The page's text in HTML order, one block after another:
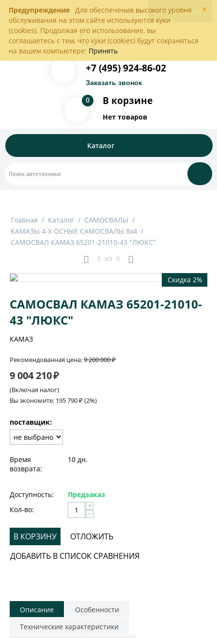
×
Предупреждение Для обеспечения высокого уровня
обслуживания на этом сайте используются куки
(cookies). Продолжая его использование, вы
соглашаетесь с тем, что куки (cookies) будут сохраняться
на вашем компьютере: Принять
Войти Регистрация
Пн-Пт с 9:00 до 18:00
+7 (495) 924-86-02
Заказать звонок
В корзине
0
Нет товаров
Каталог
Главная / Каталог / САМОСВАЛЫ /
КАМАЗЫ 4-X ОСНЫЕ САМОСВАЛЫ 8x4 /
САМОСВАЛ КАМАЗ 65201-21010-43 "ЛЮКС"
3 из 6
Скидка 2%
САМОСВАЛ КАМАЗ 65201-21010-
43 "ЛЮКС"
КАМАЗ
Рекомендованная цена:9 200 000₽
9 004 210₽
(Включая налог)
Вы экономите: 195 790₽ (2%)
поставщик:
Время
возврата:
10 дн.
Доступность:
Предзаказ
Кол-во:
+
−
В КОРЗИНУ
ОТЛОЖИТЬ
ДОБАВИТЬ В СПИСОК СРАВНЕНИЯ
Описание
Особенности
Технические характеристики